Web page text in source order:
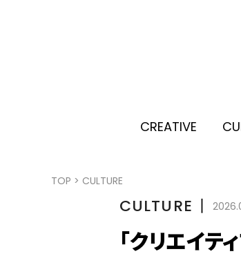
CREATIVE
TOP > CULTURE
CULTURE 丨
「クリエイテ